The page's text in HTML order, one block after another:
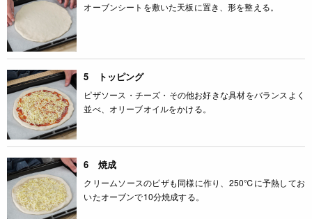
オーブンシートを敷いた天板に置き、形を整える。
5 トッピング
ピザソース・チーズ・その他お好きな具材をバランスよく
並べ、オリーブオイルをかける。
6 焼成
クリームソースのピザも同様に作り、250℃に予熱してお
いたオーブンで10分焼成する。